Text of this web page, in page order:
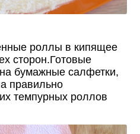
роллы в кипящее
сторон.Готовые
бумажные салфетки,
правильно
темпурных роллов